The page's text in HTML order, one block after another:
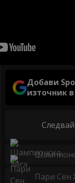
Добави
източник
Пари Сен